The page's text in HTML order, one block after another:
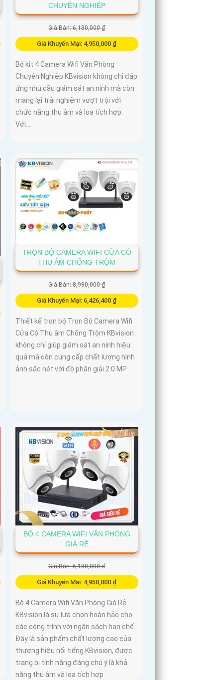
CHUYÊN NGHIỆP
Giá Bán: 6,180,000 ₫
Giá Khuyến Mại: 4,950,000 ₫
Bộ kit 4 Camera Wifi Văn Phòng
Chuyên Nghiệp KBvision không chỉ đáp
ứng nhu cầu giám sát an ninh mà còn
mang lại trải nghiệm vượt trội với
chức năng thu âm và loa tích hợp.
Với...
TRỌN BỘ CAMERA WIFI CỬA CÓ
THU ÂM CHỐNG TRỘM
Giá Bán: 8,980,000 ₫
Giá Khuyến Mại: 6,426,400 ₫
Thiết kế trọn bộ Trọn Bộ Camera Wifi
Cửa Có Thu âm Chống Trộm KBvision
không chỉ giúp giám sát an ninh hiệu
quả mà còn cung cấp chất lượng hình
ảnh sắc nét với độ phân giải 2.0 MP
BỘ 4 CAMERA WIFI VĂN PHÒNG
GIÁ RẺ
Giá Bán: 6,180,000 ₫
Giá Khuyến Mại: 4,950,000 ₫
Bộ 4 Camera Wifi Văn Phòng Giá Rẻ
KBvision là sự lựa chọn hoàn hảo cho
các công trình với ngân sách hạn chế.
Đây là sản phẩm chất lượng cao của
thương hiệu nổi tiếng KBvision, được
trang bị tính năng đáng chú ý là khả
năng thu âm và loa tích hợp